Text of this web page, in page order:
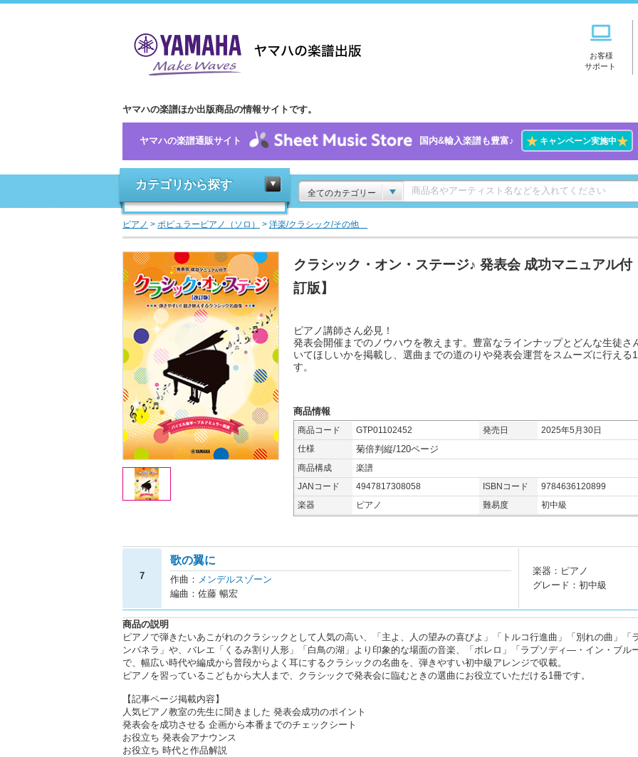
お客様
サポート
ヤマハの楽譜ほか出版商品の情報サイトです。
ヤマハの楽譜通販サイト 国内&輸入楽譜も豊富♪ ★キャンペーン実施中★
カテゴリから探す
全てのカテゴリー
ピアノ > ポピュラーピアノ（ソロ） > 洋楽/クラシック/その他
クラシック・オン・ステージ♪ 発表会 成功マニュアル付
訂版】
ピアノ講師さん必見！
発表会開催までのノウハウを教えます。豊富なラインナップとどんな生徒さ
いてほしいかを掲載し、選曲までの道のりや発表会運営をスムーズに行える
す。
商品情報
商品コード GTP01102452 発売日
2025年5月30日
仕様
菊倍判縦/120ページ
商品構成
楽譜
JANコード
4947817308058 ISBNコード
9784636120899
楽器
ピアノ 難易度 初中級
7
歌の翼に
作曲： メンデルスゾーン
編曲：佐藤 暢宏
楽器：ピアノ
グレード：初中級
商品の説明
ピアノで弾きたいあこがれのクラシックとして人気の高い、「主よ、人の望みの喜びよ」「トルコ行進曲」「別れの曲」「
ンパネラ」や、バレエ「くるみ割り人形」「白鳥の湖」より印象的な場面の音楽、「ボレロ」「ラプソディ―・イン・ブル
で、幅広い時代や編成から普段からよく耳にするクラシックの名曲を、弾きやすい初中級アレンジで収載。
ピアノを習っているこどもから大人まで、クラシックで発表会に臨むときの選曲にお役立ていただける1冊です。
【記事ページ掲載内容】
人気ピアノ教室の先生に聞きました 発表会成功のポイント
発表会を成功させる 企画から本番までのチェックシート
お役立ち 発表会アナウンス
お役立ち 時代と作品解説